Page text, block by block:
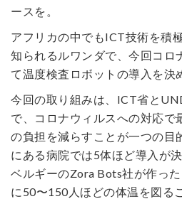
ースを。
アフリカの中でもICT技術を積
知られるルワンダで、今回コロ
て温度検査ロボットの導入を決
今回の取り組みは、ICT省と
で、コロナウィルスへの対応で
の負担を減らすことが一つの目
にある病院では5体ほど導入が
ベルギーのZora Bots社が作っ
に50〜150人ほどの体温を図る